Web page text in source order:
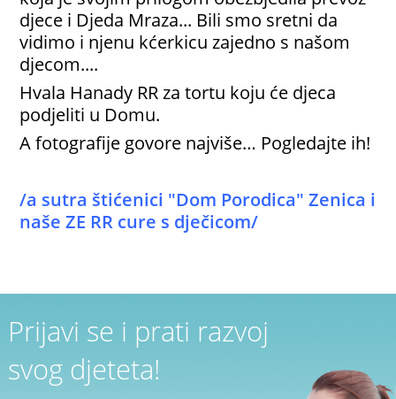
djece i Djeda Mraza... Bili smo sretni da
vidimo i njenu kćerkicu zajedno s našom
djecom....
Hvala Hanady RR za tortu koju će djeca
podjeliti u Domu.
A fotografije govore najviše… Pogledajte ih!
/a sutra štićenici "Dom Porodica" Zenica i
naše ZE RR cure s dječicom/
Prijavi se i prati razvoj
svog djeteta!